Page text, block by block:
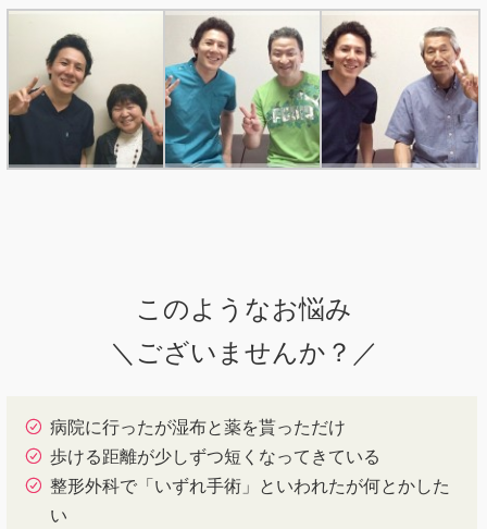
このようなお悩み
＼ございませんか？／
病院に行ったが湿布と薬を貰っただけ
歩ける距離が少しずつ短くなってきている
整形外科で「いずれ手術」といわれたが何とかした
い